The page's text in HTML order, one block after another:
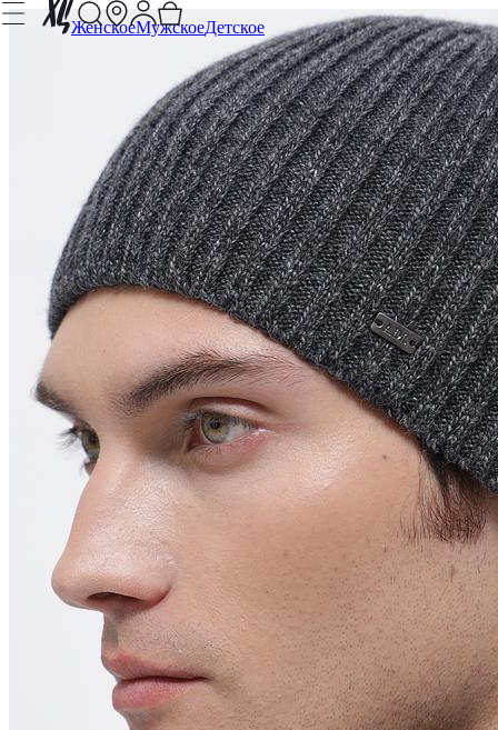
ЖенскоеМужскоеДетское